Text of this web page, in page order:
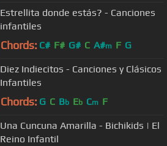
Estrellita donde estás? - Canciones
infantiles
Chords: C# F# G# C A#m F G
Diez Indiecitos - Canciones y Clásicos
Infantiles
Chords: G C Bb Eb Cm F
Una Cuncuna Amarilla - Bichikids | El
Reino Infantil